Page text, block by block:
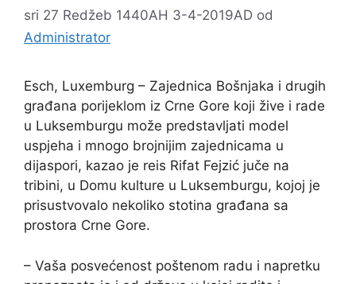
sri 27 Redžeb 1440AH 3-4-2019AD od
Administrator
Esch, Luxemburg – Zajednica Bošnjaka i drugih
građana porijeklom iz Crne Gore koji žive i rade
u Luksemburgu može predstavljati model
uspjeha i mnogo brojnijim zajednicama u
dijaspori, kazao je reis Rifat Fejzić juče na
tribini, u Domu kulture u Luksemburgu, kojoj je
prisustvovalo nekoliko stotina građana sa
prostora Crne Gore.
– Vaša posvećenost poštenom radu i napretku